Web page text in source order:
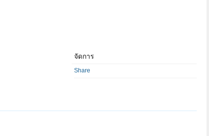
จัดการ
Share